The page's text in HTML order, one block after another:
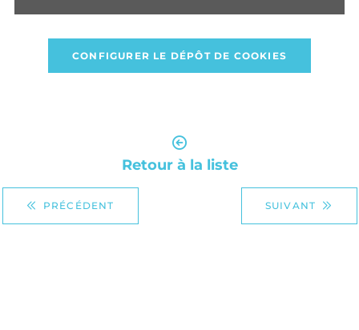
CONFIGURER LE DÉPÔT DE COOKIES
PRÉCÉDENT
Retour à la liste
SUIVANT